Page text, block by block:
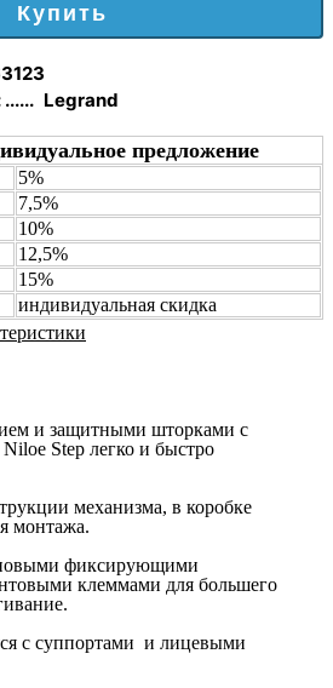
Купить
Legrand
предложение
5%
7,5%
10%
12,5%
15%
индивидуальная скидка
и защитными шторками с
Step легко и быстро
механизма, в коробке
монтажа.
фиксирующими
клеммами для большего
с суппортами и лицевыми